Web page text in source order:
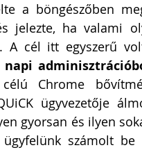
a böngészőben
jelezte, ha valami
A cél itt egyszerű
Chrome
ügyvezetője
gyorsan és ilyen
ügyfelünk számolt